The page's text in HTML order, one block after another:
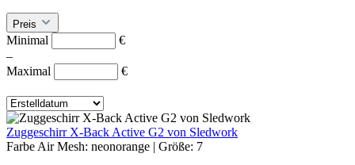
Preis
Minimal
€
–
Maximal
€
Zuggeschirr X-Back Active G2 von Sledwork
Farbe Air Mesh: neonorange | Größe: 7